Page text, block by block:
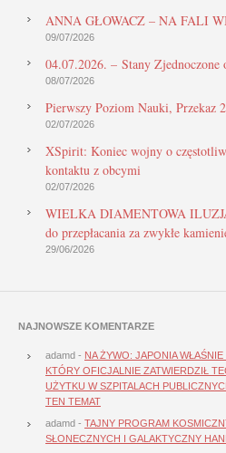
ANNA GŁOWACZ – NA FALI
09/07/2026
04.07.2026. – Stany
08/07/2026
Pierwszy Poziom Nauki, Przekaz
02/07/2026
XSpirit: Koniec wojny o
kontaktu z obcymi
02/07/2026
WIELKA DIAMENTOWA
do przepłacania za zwykłe
29/06/2026
NAJNOWSZE KOMENTARZE
adamd - NA ŻYWO: JAPONIA
KTÓRY OFICJALNIE ZATWIERDZIŁ
UŻYTKU W SZPITALACH
TEN TEMAT
adamd - TAJNY PROGRAM
SŁONECZNYCH I GALAKTYCZNY